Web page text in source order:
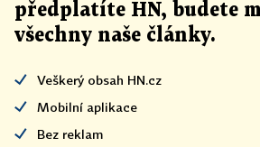
předplatíte HN, budete
všechny naše články.
Veškerý obsah HN.cz
Mobilní aplikace
Bez reklam